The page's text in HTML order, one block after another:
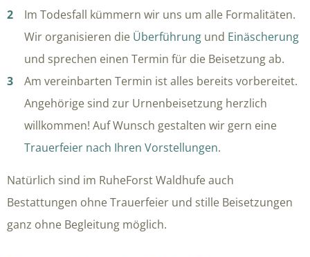
Im Todesfall kümmern wir uns um alle Formalitäten.
Wir organisieren die Überführung und Einäscherung
und sprechen einen Termin für die Beisetzung ab.
Am vereinbarten Termin ist alles bereits vorbereitet.
Angehörige sind zur Urnenbeisetzung herzlich
willkommen! Auf Wunsch gestalten wir gern eine
Trauerfeier nach Ihren Vorstellungen.
Natürlich sind im RuheForst Waldhufe auch
Bestattungen ohne Trauerfeier und stille Beisetzungen
ganz ohne Begleitung möglich.